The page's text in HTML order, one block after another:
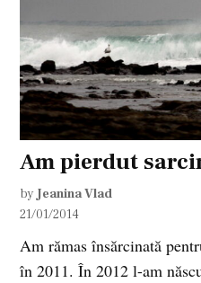
Am pierdut
by Jeanina Vlad
21/01/2014
Am rămas însărcinată
în 2011. În 2012 l-am